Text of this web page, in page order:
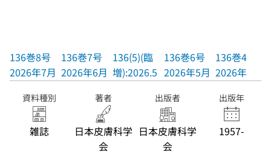
136巻8号
2026年7月
136巻7号
2026年6月
136(5)(臨
増):2026.5
136巻6号
2026年5月
136巻4号
2026年4月
資料種別
雑誌
著者
日本皮膚科学
会
出版者
日本皮膚科学
会
出版年
1957-